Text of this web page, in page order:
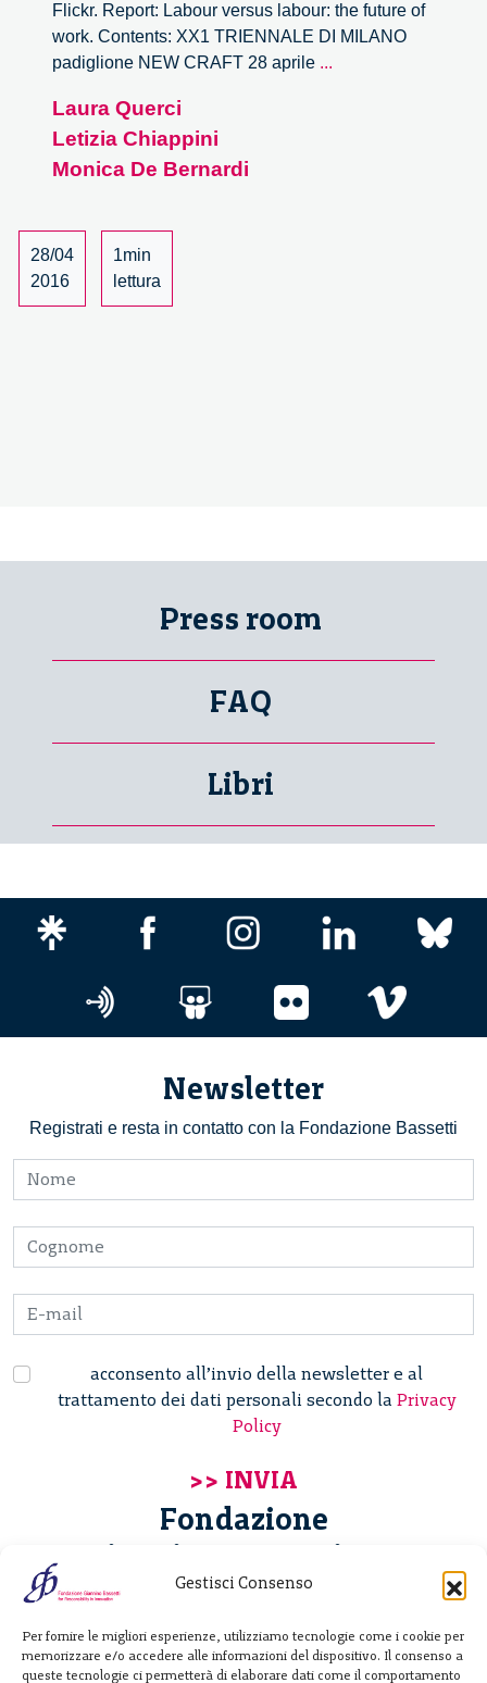
Gestisci Consenso
Per fornire le migliori esperienze, utilizziamo tecnologie come i cookie per
memorizzare e/o accedere alle informazioni del dispositivo. Il consenso a
queste tecnologie ci permetterà di elaborare dati come il comportamento
Flickr. Report: Labour versus labour: the future of
work. Contents: XX1 TRIENNALE DI MILANO
padiglione NEW CRAFT 28 aprile ...
Laura Querci
Letizia Chiappini
Monica De Bernardi
28/04
2016
1min
lettura
Press room
FAQ
Libri
Newsletter
Registrati e resta in contatto con la Fondazione Bassetti
acconsento all’invio della newsletter e al
trattamento dei dati personali secondo la Privacy
Policy
Fondazione
Giannino Bassetti ETS
20122 Milano - Italia
T. +39 02 781933